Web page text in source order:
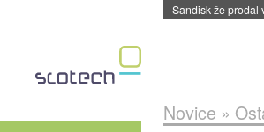
Tajvan in Južna
Novice »